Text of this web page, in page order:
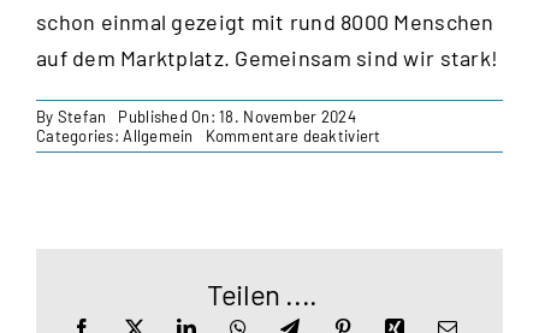
schon einmal gezeigt mit rund 8000 Menschen
auf dem Marktplatz. Gemeinsam sind wir stark!
By Stefan
Published On: 18. November 2024
Categories:Allgemein Kommentare deaktiviert
Die
Teilen ....